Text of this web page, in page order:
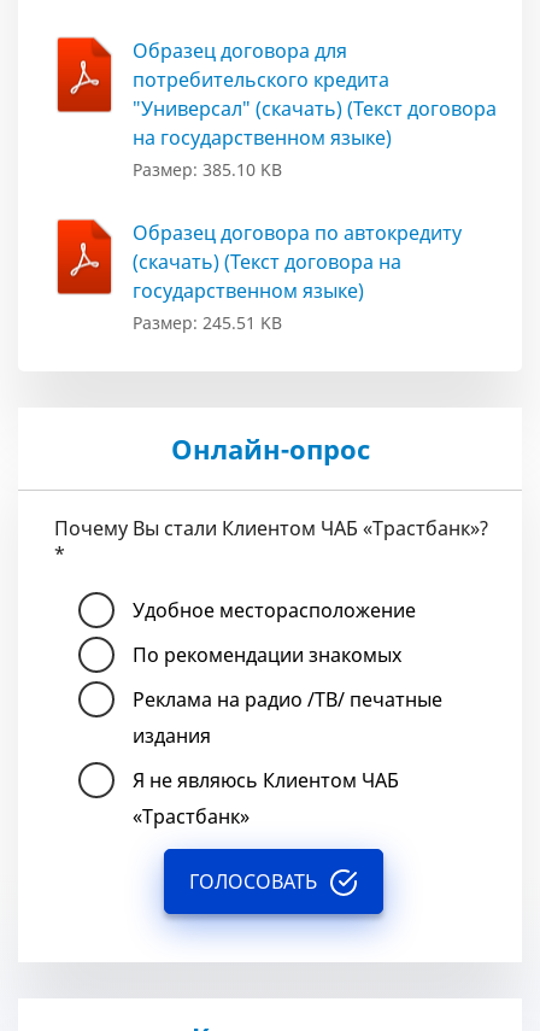
Образец договора для
потребительского кредита
"Универсал" (скачать) (Текст договора
на государственном языке)
Размер: 385.10 KB
Образец договора по автокредиту
(скачать) (Текст договора на
государственном языке)
Размер: 245.51 KB
Онлайн-опрос
Почему Вы стали Клиентом ЧАБ «Трастбанк»?
*
Удобное месторасположение
По рекомендации знакомых
Реклама на радио /ТВ/ печатные
издания
Я не являюсь Клиентом ЧАБ
«Трастбанк»
ГОЛОСОВАТЬ